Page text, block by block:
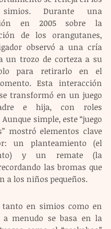
simios. Durante una
en 2005 sobre la
de los orangutanes,
observó a una cría
un trozo de corteza a su
para retirarlo en el
Esta interacción
transformó en un juego
e hija, con roles
simple, este “juego
mostró elementos clave
un planteamiento (el
y un remate (la
las bromas que
a los niños pequeños.
en simios como en
a menudo se basa en la